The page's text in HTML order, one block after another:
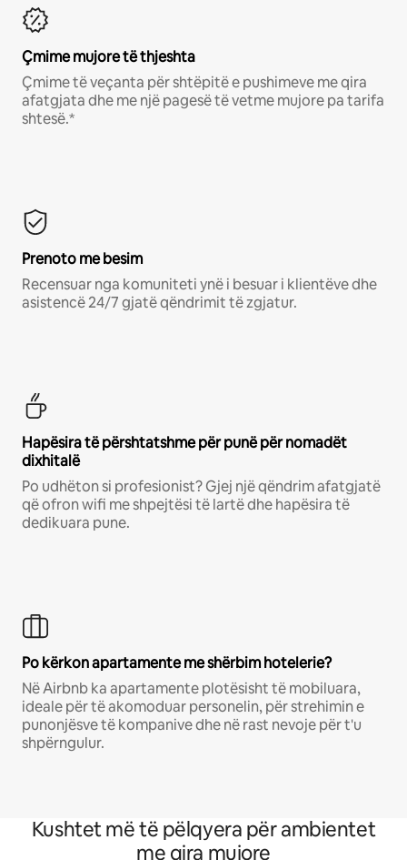
Çmime mujore të thjeshta
Çmime të veçanta për shtëpitë e pushimeve me qira
afatgjata dhe me një pagesë të vetme mujore pa tarifa
shtesë.*
Prenoto me besim
Recensuar nga komuniteti ynë i besuar i klientëve dhe
asistencë 24/7 gjatë qëndrimit të zgjatur.
Hapësira të përshtatshme për punë për nomadët
dixhitalë
Po udhëton si profesionist? Gjej një qëndrim afatgjatë
që ofron wifi me shpejtësi të lartë dhe hapësira të
dedikuara pune.
Po kërkon apartamente me shërbim hotelerie?
Në Airbnb ka apartamente plotësisht të mobiluara,
ideale për të akomoduar personelin, për strehimin e
punonjësve të kompanive dhe në rast nevoje për t'u
shpërngulur.
Kushtet më të pëlqyera për ambientet
me qira mujore